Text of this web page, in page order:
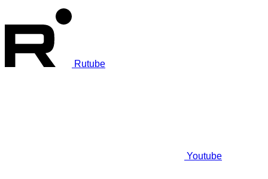
Rutube
Youtube